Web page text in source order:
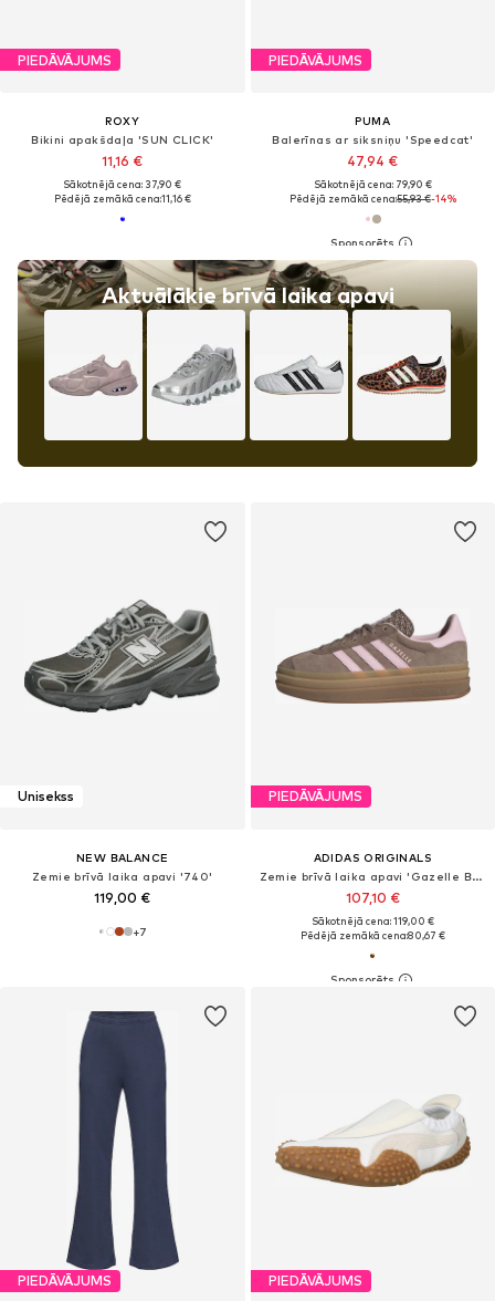
PIEDĀVĀJUMS
ROXY
Bikini apakšdaļa 'SUN CLICK'
11,16 €
Sākotnējā cena: 37,90 €
Pēdējā zemākā cena:11,16 €
Aktuālākie brīvā laika apavi
PIEDĀVĀJUMS
PUMA
Balerīnas ar siksniņu 'Speedcat'
47,94 €
Sākotnējā cena: 79,90 €
Pēdējā zemākā cena:55,93 €-14%
Unisekss
NEW BALANCE
Zemie brīvā laika apavi '740'
119,00 €
+7
PIEDĀVĀJUMS
ADIDAS ORIGINALS
Zemie brīvā laika apavi 'Gazelle Bold'
107,10 €
Sākotnējā cena: 119,00 €
Pēdējā zemākā cena:80,67 €
PIEDĀVĀJUMS PIEDĀVĀJUMS